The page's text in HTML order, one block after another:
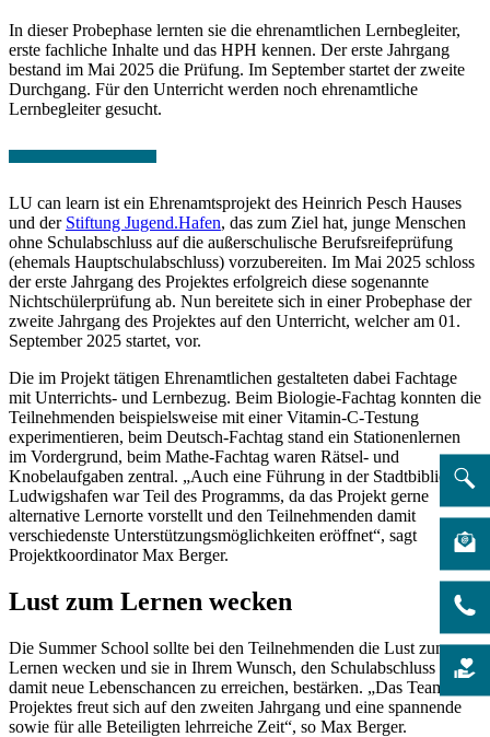
In dieser Probephase lernten sie die ehrenamtlichen Lernbegleiter,
erste fachliche Inhalte und das HPH kennen. Der erste Jahrgang
bestand im Mai 2025 die Prüfung. Im September startet der zweite
Durchgang. Für den Unterricht werden noch ehrenamtliche
Lernbegleiter gesucht.
LU can learn ist ein Ehrenamtsprojekt des Heinrich Pesch Hauses
und der Stiftung Jugend.Hafen, das zum Ziel hat, junge Menschen
ohne Schulabschluss auf die außerschulische Berufsreifeprüfung
(ehemals Hauptschulabschluss) vorzubereiten. Im Mai 2025 schloss
der erste Jahrgang des Projektes erfolgreich diese sogenannte
Nichtschülerprüfung ab. Nun bereitete sich in einer Probephase der
zweite Jahrgang des Projektes auf den Unterricht, welcher am 01.
September 2025 startet, vor.
Die im Projekt tätigen Ehrenamtlichen gestalteten dabei Fachtage
mit Unterrichts- und Lernbezug. Beim Biologie-Fachtag konnten die
Teilnehmenden beispielsweise mit einer Vitamin-C-Testung
experimentieren, beim Deutsch-Fachtag stand ein Stationenlernen
im Vordergrund, beim Mathe-Fachtag waren Rätsel- und
Knobelaufgaben zentral. „Auch eine Führung in der Stadtbibliothek
Ludwigshafen war Teil des Programms, da das Projekt gerne
alternative Lernorte vorstellt und den Teilnehmenden damit
verschiedenste Unterstützungsmöglichkeiten eröffnet“, sagt
Projektkoordinator Max Berger.
Lust zum Lernen wecken
Die Summer School sollte bei den Teilnehmenden die Lust zum
Lernen wecken und sie in Ihrem Wunsch, den Schulabschluss und
damit neue Lebenschancen zu erreichen, bestärken. „Das Team des
Projektes freut sich auf den zweiten Jahrgang und eine spannende
sowie für alle Beteiligten lehrreiche Zeit“, so Max Berger.